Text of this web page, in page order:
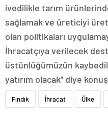
ivedilikle tarım
sağlamak ve üreticiyi
olan politikaları
İhracatçıya verilecek
üstünlüğümüzün
yatırım olacak” diye
Fındık İhracat Ülke